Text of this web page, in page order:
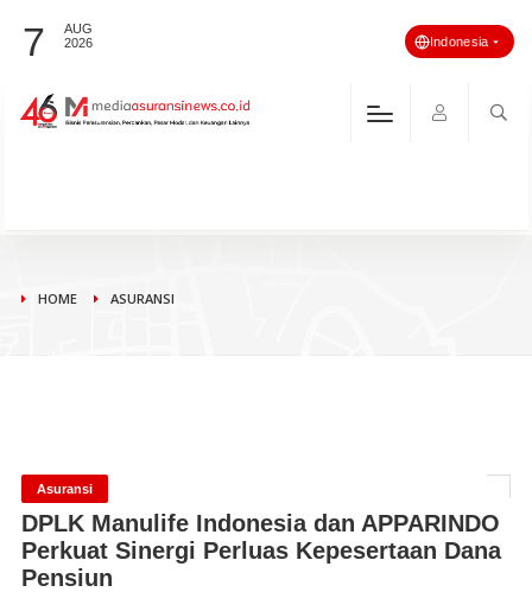
7
AUG
2026
Indonesia
HOME ASURANSI
Asuransi
DPLK Manulife Indonesia dan APPARINDO
Perkuat Sinergi Perluas Kepesertaan Dana
Pensiun